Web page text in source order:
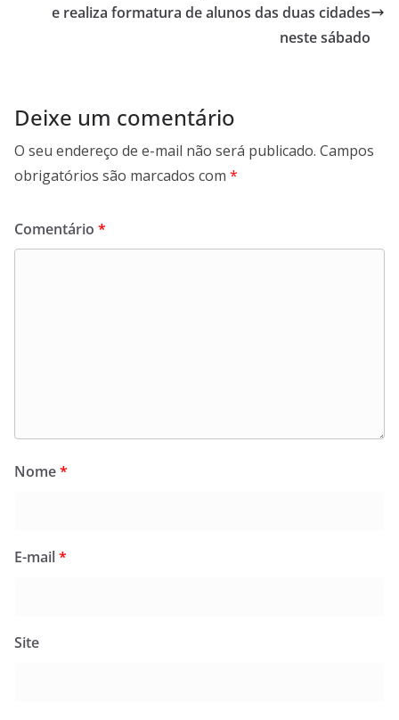
e realiza formatura de alunos das duas cidades
neste sábado
Deixe um comentário
O seu endereço de e-mail não será publicado. Campos
obrigatórios são marcados com *
Comentário *
Nome*
E-mail*
Site